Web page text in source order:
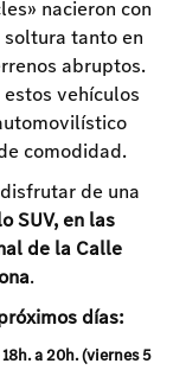
nacieron con
tanto en
abruptos.
vehículos
comodidad.
de una
SUV, en las
de la Calle
.
días:
a 20h. (viernes 5